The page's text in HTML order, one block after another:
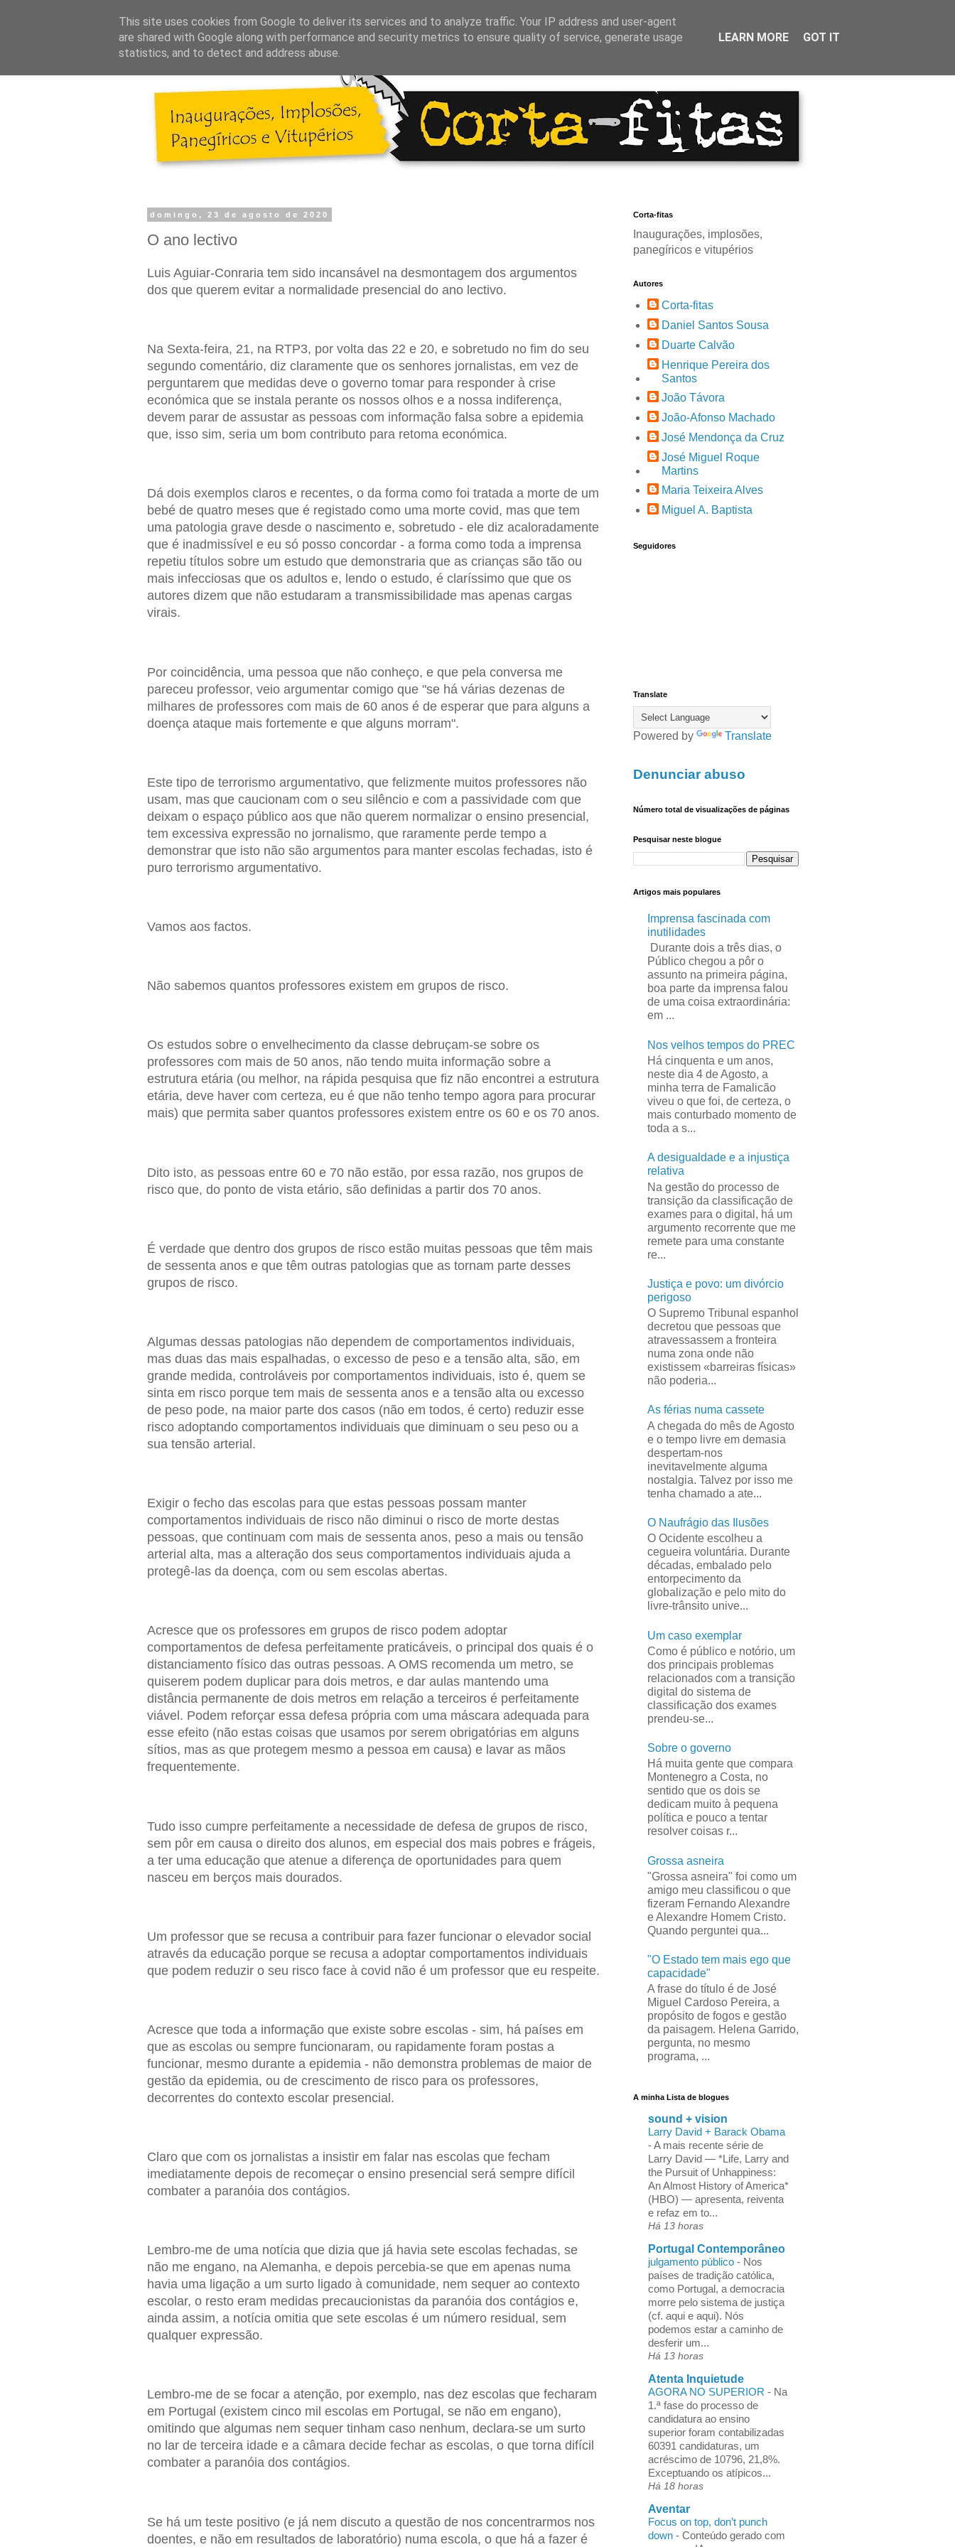
domingo, 23 de agosto de 2020
O ano lectivo
Luis Aguiar-Conraria tem sido incansável na desmontagem dos argumentos
dos que querem evitar a normalidade presencial do ano lectivo.
Na Sexta-feira, 21, na RTP3, por volta das 22 e 20, e sobretudo no fim do seu
segundo comentário, diz claramente que os senhores jornalistas, em vez de
perguntarem que medidas deve o governo tomar para responder à crise
económica que se instala perante os nossos olhos e a nossa indiferença,
devem parar de assustar as pessoas com informação falsa sobre a epidemia
que, isso sim, seria um bom contributo para retoma económica.
Dá dois exemplos claros e recentes, o da forma como foi tratada a morte de um
bebé de quatro meses que é registado como uma morte covid, mas que tem
uma patologia grave desde o nascimento e, sobretudo - ele diz acaloradamente
que é inadmissível e eu só posso concordar - a forma como toda a imprensa
repetiu títulos sobre um estudo que demonstraria que as crianças são tão ou
mais infecciosas que os adultos e, lendo o estudo, é claríssimo que que os
autores dizem que não estudaram a transmissibilidade mas apenas cargas
virais.
Por coincidência, uma pessoa que não conheço, e que pela conversa me
pareceu professor, veio argumentar comigo que "se há várias dezenas de
milhares de professores com mais de 60 anos é de esperar que para alguns a
doença ataque mais fortemente e que alguns morram".
Este tipo de terrorismo argumentativo, que felizmente muitos professores não
usam, mas que caucionam com o seu silêncio e com a passividade com que
deixam o espaço público aos que não querem normalizar o ensino presencial,
tem excessiva expressão no jornalismo, que raramente perde tempo a
demonstrar que isto não são argumentos para manter escolas fechadas, isto é
puro terrorismo argumentativo.
Vamos aos factos.
Não sabemos quantos professores existem em grupos de risco.
Os estudos sobre o envelhecimento da classe debruçam-se sobre os
professores com mais de 50 anos, não tendo muita informação sobre a
estrutura etária (ou melhor, na rápida pesquisa que fiz não encontrei a estrutura
etária, deve haver com certeza, eu é que não tenho tempo agora para procurar
mais) que permita saber quantos professores existem entre os 60 e os 70 anos.
Dito isto, as pessoas entre 60 e 70 não estão, por essa razão, nos grupos de
risco que, do ponto de vista etário, são definidas a partir dos 70 anos.
É verdade que dentro dos grupos de risco estão muitas pessoas que têm mais
de sessenta anos e que têm outras patologias que as tornam parte desses
grupos de risco.
Algumas dessas patologias não dependem de comportamentos individuais,
mas duas das mais espalhadas, o excesso de peso e a tensão alta, são, em
grande medida, controláveis por comportamentos individuais, isto é, quem se
sinta em risco porque tem mais de sessenta anos e a tensão alta ou excesso
de peso pode, na maior parte dos casos (não em todos, é certo) reduzir esse
risco adoptando comportamentos individuais que diminuam o seu peso ou a
sua tensão arterial.
Exigir o fecho das escolas para que estas pessoas possam manter
comportamentos individuais de risco não diminui o risco de morte destas
pessoas, que continuam com mais de sessenta anos, peso a mais ou tensão
arterial alta, mas a alteração dos seus comportamentos individuais ajuda a
protegê-las da doença, com ou sem escolas abertas.
Acresce que os professores em grupos de risco podem adoptar
comportamentos de defesa perfeitamente praticáveis, o principal dos quais é o
distanciamento físico das outras pessoas. A OMS recomenda um metro, se
quiserem podem duplicar para dois metros, e dar aulas mantendo uma
distância permanente de dois metros em relação a terceiros é perfeitamente
viável. Podem reforçar essa defesa própria com uma máscara adequada para
esse efeito (não estas coisas que usamos por serem obrigatórias em alguns
sítios, mas as que protegem mesmo a pessoa em causa) e lavar as mãos
frequentemente.
Tudo isso cumpre perfeitamente a necessidade de defesa de grupos de risco,
sem pôr em causa o direito dos alunos, em especial dos mais pobres e frágeis,
a ter uma educação que atenue a diferença de oportunidades para quem
nasceu em berços mais dourados.
Um professor que se recusa a contribuir para fazer funcionar o elevador social
através da educação porque se recusa a adoptar comportamentos individuais
que podem reduzir o seu risco face à covid não é um professor que eu respeite.
Acresce que toda a informação que existe sobre escolas - sim, há países em
que as escolas ou sempre funcionaram, ou rapidamente foram postas a
funcionar, mesmo durante a epidemia - não demonstra problemas de maior de
gestão da epidemia, ou de crescimento de risco para os professores,
decorrentes do contexto escolar presencial.
Claro que com os jornalistas a insistir em falar nas escolas que fecham
imediatamente depois de recomeçar o ensino presencial será sempre difícil
combater a paranóia dos contágios.
Lembro-me de uma notícia que dizia que já havia sete escolas fechadas, se
não me engano, na Alemanha, e depois percebia-se que em apenas numa
havia uma ligação a um surto ligado à comunidade, nem sequer ao contexto
escolar, o resto eram medidas precaucionistas da paranóia dos contágios e,
ainda assim, a notícia omitia que sete escolas é um número residual, sem
qualquer expressão.
Lembro-me de se focar a atenção, por exemplo, nas dez escolas que fecharam
em Portugal (existem cinco mil escolas em Portugal, se não em engano),
omitindo que algumas nem sequer tinham caso nenhum, declara-se um surto
no lar de terceira idade e a câmara decide fechar as escolas, o que torna difícil
combater a paranóia dos contágios.
Se há um teste positivo (e já nem discuto a questão de nos concentrarmos nos
doentes, e não em resultados de laboratório) numa escola, o que há a fazer é
Corta-fitas
Inaugurações, implosões,
panegíricos e vitupérios
Autores
Corta-fitas
Daniel Santos Sousa
Duarte Calvão
Henrique Pereira dos
Santos
João Távora
João-Afonso Machado
José Mendonça da Cruz
José Miguel Roque
Martins
Maria Teixeira Alves
Miguel A. Baptista
Seguidores
Translate
Powered by Translate
Denunciar abuso
Número total de visualizações de páginas
Pesquisar neste blogue
Artigos mais populares
Imprensa fascinada com
inutilidades
Durante dois a três dias, o
Público chegou a pôr o
assunto na primeira página,
boa parte da imprensa falou
de uma coisa extraordinária:
em ...
Nos velhos tempos do PREC
Há cinquenta e um anos,
neste dia 4 de Agosto, a
minha terra de Famalicão
viveu o que foi, de certeza, o
mais conturbado momento de
toda a s...
A desigualdade e a injustiça
relativa
Na gestão do processo de
transição da classificação de
exames para o digital, há um
argumento recorrente que me
remete para uma constante
re...
Justiça e povo: um divórcio
perigoso
O Supremo Tribunal espanhol
decretou que pessoas que
atravessassem a fronteira
numa zona onde não
existissem «barreiras físicas»
não poderia...
As férias numa cassete
A chegada do mês de Agosto
e o tempo livre em demasia
despertam-nos
inevitavelmente alguma
nostalgia. Talvez por isso me
tenha chamado a ate...
O Naufrágio das Ilusões
O Ocidente escolheu a
cegueira voluntária. Durante
décadas, embalado pelo
entorpecimento da
globalização e pelo mito do
livre-trânsito unive...
Um caso exemplar
Como é público e notório, um
dos principais problemas
relacionados com a transição
digital do sistema de
classificação dos exames
prendeu-se...
Sobre o governo
Há muita gente que compara
Montenegro a Costa, no
sentido que os dois se
dedicam muito à pequena
política e pouco a tentar
resolver coisas r...
Grossa asneira
"Grossa asneira" foi como um
amigo meu classificou o que
fizeram Fernando Alexandre
e Alexandre Homem Cristo.
Quando perguntei qua...
"O Estado tem mais ego que
capacidade"
A frase do título é de José
Miguel Cardoso Pereira, a
propósito de fogos e gestão
da paisagem. Helena Garrido,
pergunta, no mesmo
programa, ...
A minha Lista de blogues
sound + vision
Larry David + Barack Obama
-A mais recente série de
Larry David — *Life, Larry and
the Pursuit of Unhappiness:
An Almost History of America*
(HBO) — apresenta, reiventa
e refaz em to...
Há 13 horas
Portugal Contemporâneo
julgamento público - Nos
países de tradição católica,
como Portugal, a democracia
morre pelo sistema de justiça
(cf. aqui e aqui). Nós
podemos estar a caminho de
desferir um...
Há 13 horas
Atenta Inquietude
AGORA NO SUPERIOR - Na
1.ª fase do processo de
candidatura ao ensino
superior foram contabilizadas
60391 candidaturas, um
acréscimo de 10796, 21,8%.
Exceptuando os atípicos...
Há 18 horas
Aventar
Focus on top, don’t punch
down - Conteúdo gerado com
This site uses cookies from Google to deliver its services and to analyze traffic. Your IP address and user-agent
are shared with Google along with performance and security metrics to ensure quality of service, generate usage
statistics, and to detect and address abuse.
LEARN MORE GOT IT